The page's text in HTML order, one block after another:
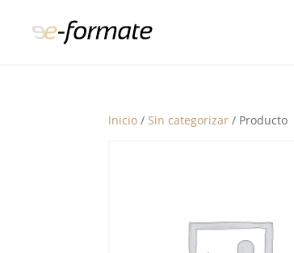
Inicio / Sin categorizar / Producto